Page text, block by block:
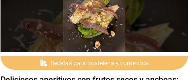
Recetas para hosteleria y comercios